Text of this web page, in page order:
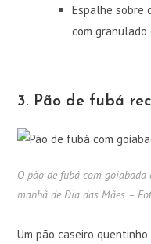
Espalhe sobre
com granulado
3. Pão de fubá
O pão de fubá com
manhã de Dia das Mães –
Um pão caseiro